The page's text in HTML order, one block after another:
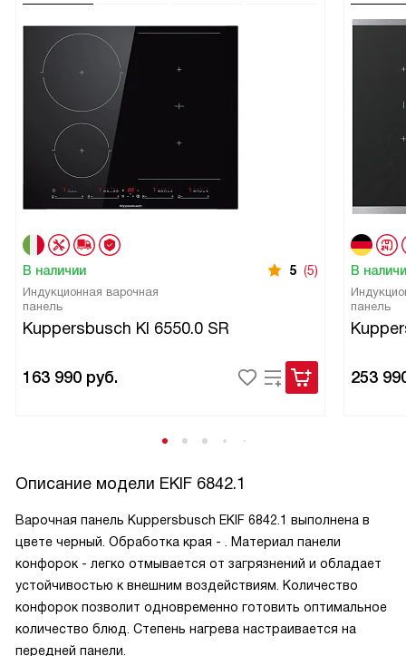
В наличии 5 (5)
Индукционная варочная
панель
Kuppersbusch KI 6550.0 SR
163 990 руб.
В
панель
253
Описание модели EKIF 6842.1
Варочная панель Kuppersbusch EKIF 6842.1 выполнена в
цвете черный. Обработка края - . Материал панели
конфорок - легко отмывается от загрязнений и обладает
устойчивостью к внешним воздействиям. Количество
конфорок позволит одновременно готовить оптимальное
количество блюд. Степень нагрева настраивается на
передней панели.